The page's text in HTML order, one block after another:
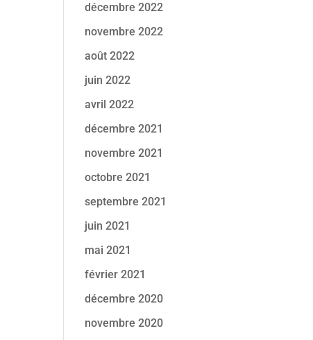
décembre 2022
novembre 2022
août 2022
juin 2022
avril 2022
décembre 2021
novembre 2021
octobre 2021
septembre 2021
juin 2021
mai 2021
février 2021
décembre 2020
novembre 2020